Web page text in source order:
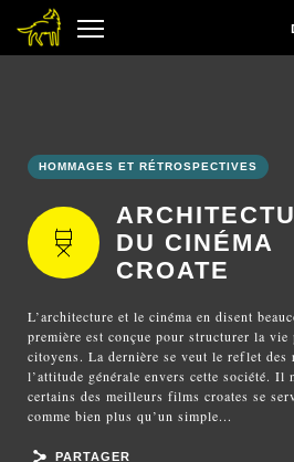
HOMMAGES ET RÉTROSPECTIVES
DU CINÉMA
CROATE
L’architecture et le cinéma en disent
première est conçue pour structurer la vie
citoyens. La dernière se veut le reflet des
l’attitude générale envers cette société. Il
certains des meilleurs films croates se
comme bien plus qu’un simple...
PARTAGER